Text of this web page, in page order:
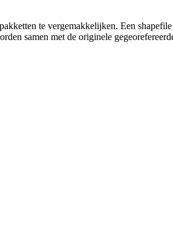
te vergemakkelijken. Een
samen met de originele